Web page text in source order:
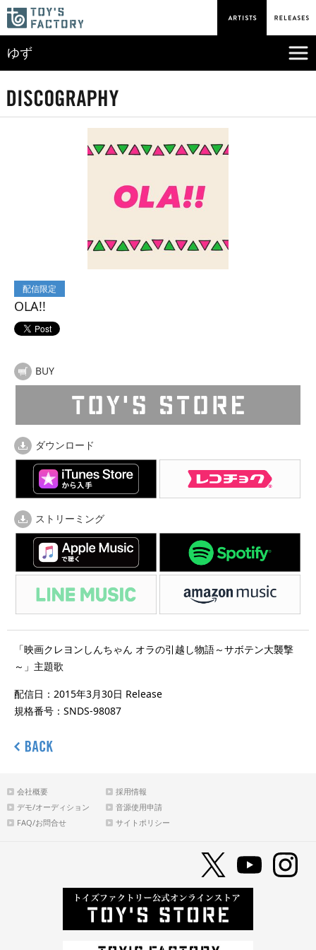
ゆず
配信限定
OLA!!
BUY
ダウンロード
ストリーミング
「映画クレヨンしんちゃん オラの引越し物語～サボテン大襲撃
～」主題歌
配信日：2015年3月30日 Release
規格番号：SNDS-98087
会社概要
採用情報
デモ/オーディション
音源使用申請
FAQ/お問合せ
サイトポリシー